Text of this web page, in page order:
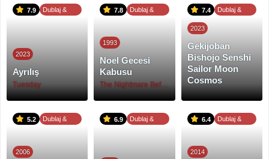
7.9
Dublaj &
2023
Ayrılış
Tuesday
7.8
Dublaj &
1993
Noel Gecesi
Kabusu
The Nightmare Before Christmas
7.4
Dublaj &
2023
Gekijoban
Bishojo Senshi
Sailor Moon
Cosmos
5.2
Dublaj &
2006
6.9
Dublaj &
6.4
Dublaj &
2014